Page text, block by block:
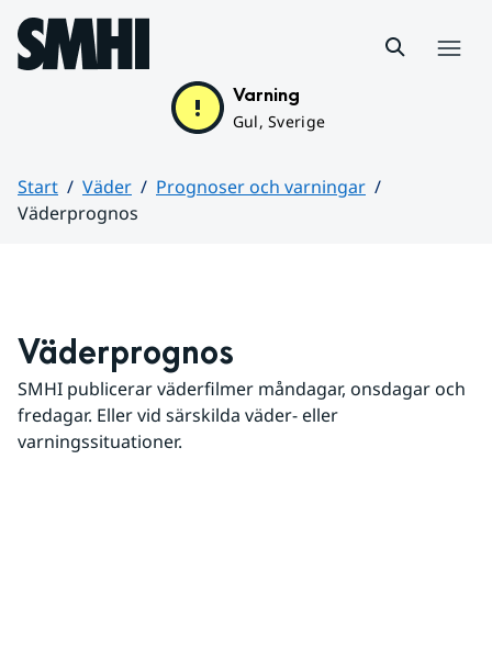
Hoppa till sidans innehåll
Varning
Gul, Sverige
Start Väder
Prognoser och varningar
Väderprognos
Väderprognos
SMHI publicerar väderfilmer måndagar, onsdagar och
fredagar. Eller vid särskilda väder- eller
varningssituationer.